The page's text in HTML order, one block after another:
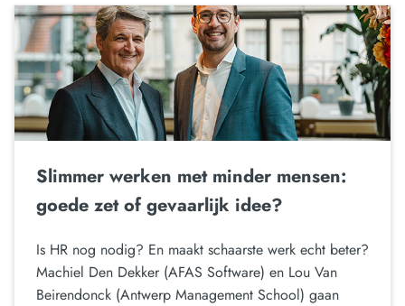
Slimmer werken met minder mensen:
goede zet of gevaarlijk idee?
Is HR nog nodig? En maakt schaarste werk echt beter?
Machiel Den Dekker (AFAS Software) en Lou Van
Beirendonck (Antwerp Management School) gaan